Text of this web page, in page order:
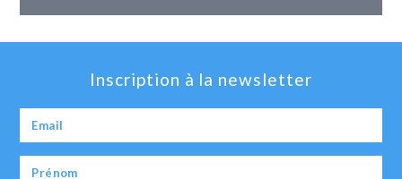
Inscription à la newsletter